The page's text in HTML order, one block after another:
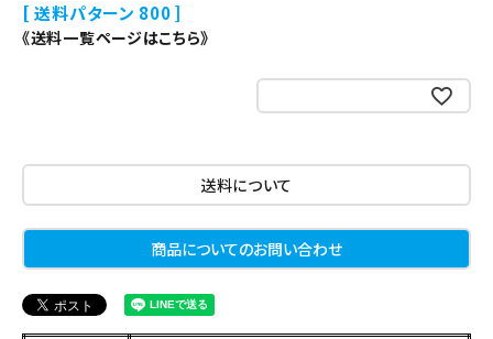
送料パターン 800
《送料一覧ページはこちら》
送料について
商品についてのお問い合わせ